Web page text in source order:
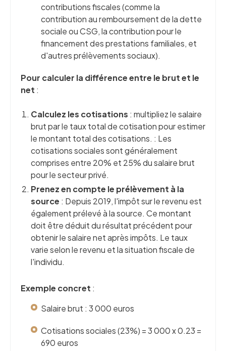
contributions fiscales (comme la
contribution au remboursement de la dette
sociale ou CSG, la contribution pour le
financement des prestations familiales, et
d'autres prélèvements sociaux).
Pour calculer la différence entre le brut et le
net :
Calculez les cotisations : multipliez le salaire
brut par le taux total de cotisation pour estimer
le montant total des cotisations. : Les
cotisations sociales sont généralement
comprises entre 20% et 25% du salaire brut
pour le secteur privé.
Prenez en compte le prélèvement à la
source : Depuis 2019, l'impôt sur le revenu est
également prélevé à la source. Ce montant
doit être déduit du résultat précédent pour
obtenir le salaire net après impôts. Le taux
varie selon le revenu et la situation fiscale de
l'individu.
Exemple concret :
Salaire brut : 3 000 euros
Cotisations sociales (23%) = 3 000 x 0.23 =
690 euros